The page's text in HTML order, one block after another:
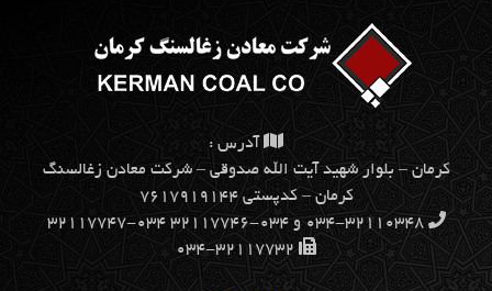
آدرس :
كرمان – بلوار شهيد آيت الله صدوقي – شركت معادن زغالسنگ
كرمان – کدپستی ۷۶۱۷۹۱۹۱۴۴
۰۳۴-۳۲۱۱۰۳۴۸ و ۰۳۴-۳۲۱۱۷۷۴۶ ۰۳۴-۳۲۱۱۷۷۴۷
۰۳۴-۳۲۱۱۷۷۳۲